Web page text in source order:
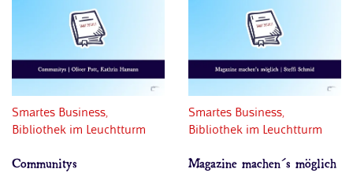
Smartes Business,
Bibliothek im Leuchtturm
Communitys
Smartes Business,
Bibliothek im Leuchtturm
Magazine machen´s möglich